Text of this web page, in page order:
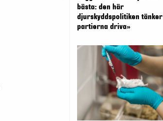
bästa: den här
djurskyddspolitiken tänker
partierna driva»